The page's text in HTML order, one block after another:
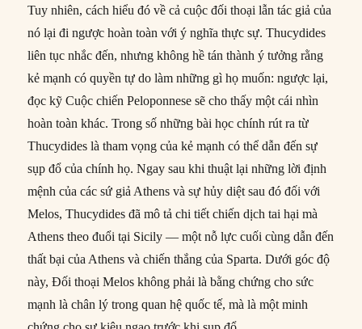
Tuy nhiên, cách hiểu đó về cả cuộc đối thoại lẫn tác giả của
nó lại đi ngược hoàn toàn với ý nghĩa thực sự. Thucydides
liên tục nhắc đến, nhưng không hề tán thành ý tưởng rằng
kẻ mạnh có quyền tự do làm những gì họ muốn: ngược lại,
đọc kỹ Cuộc chiến Peloponnese sẽ cho thấy một cái nhìn
hoàn toàn khác. Trong số những bài học chính rút ra từ
Thucydides là tham vọng của kẻ mạnh có thể dẫn đến sự
sụp đổ của chính họ. Ngay sau khi thuật lại những lời định
mệnh của các sứ giả Athens và sự hủy diệt sau đó đối với
Melos, Thucydides đã mô tả chi tiết chiến dịch tai hại mà
Athens theo đuổi tại Sicily — một nỗ lực cuối cùng dẫn đến
thất bại của Athens và chiến thắng của Sparta. Dưới góc độ
này, Đối thoại Melos không phải là bằng chứng cho sức
mạnh là chân lý trong quan hệ quốc tế, mà là một minh